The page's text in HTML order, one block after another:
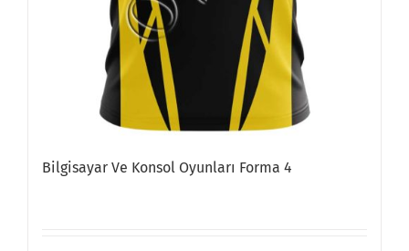
Bilgisayar Ve Konsol Oyunları Forma 4